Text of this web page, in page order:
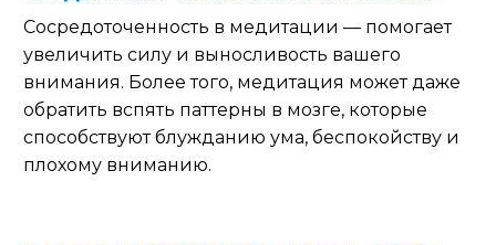
Сосредоточенность в медитации — помогает
увеличить силу и выносливость вашего
внимания. Более того, медитация может даже
обратить вспять паттерны в мозге, которые
способствуют блужданию ума, беспокойству и
плохому вниманию.